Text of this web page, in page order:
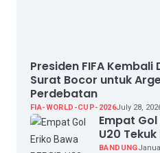
Presiden FIFA
Surat Bocor untuk
Perdebatan
FIA-WORLD-CUP-2026July 28,
Empat Gol
U20
BANDUNG